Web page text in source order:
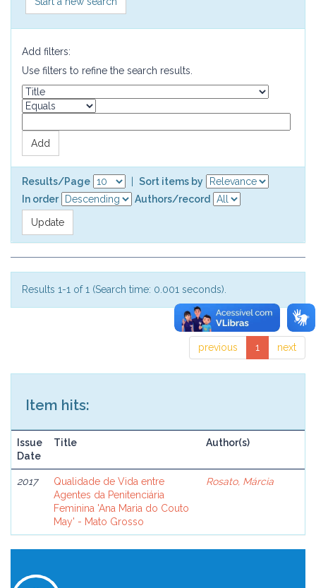
Add filters:
Use filters to refine the search results.
Results/Page
Sort items by
In order
Authors/record
Results 1-1 of 1 (Search time: 0.001 seconds).
previous 1 next
Item hits:
Issue
Date
Title Author(s)
2017
Qualidade de Vida entre
Agentes da Penitenciária
Feminina 'Ana Maria do Couto
May' - Mato Grosso
Rosato, Márcia